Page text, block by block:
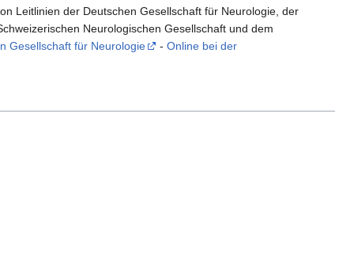
Leitlinien der Deutschen Gesellschaft für Neurologie, der
Neurologischen Gesellschaft und dem
Gesellschaft für Neurologie
-Online bei der